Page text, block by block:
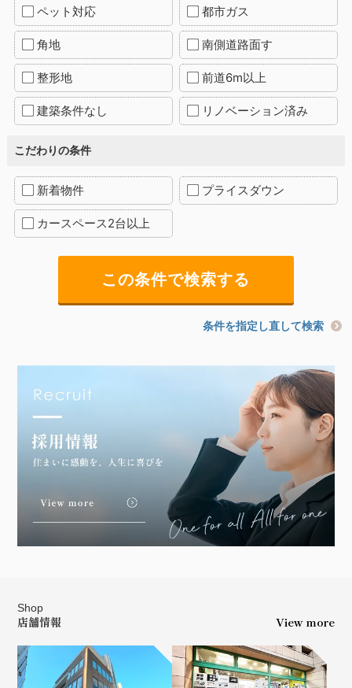
ペット対応 都市ガス
角地 南側道路面す
整形地 前道6m以上
建築条件なし リノベーション済み
こだわりの条件
新着物件 プライスダウン
カースペース2台以上
条件を指定し直して検索
Shop
店舗情報 View more